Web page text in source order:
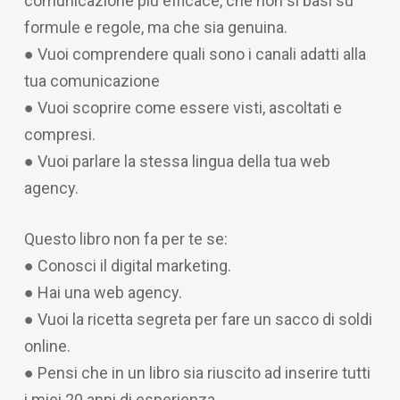
formule e regole, ma che sia genuina.
● Vuoi comprendere quali sono i canali adatti alla
tua comunicazione
● Vuoi scoprire come essere visti, ascoltati e
compresi.
● Vuoi parlare la stessa lingua della tua web
agency.
Questo libro non fa per te se:
● Conosci il digital marketing.
● Hai una web agency.
● Vuoi la ricetta segreta per fare un sacco di soldi
online.
● Pensi che in un libro sia riuscito ad inserire tutti